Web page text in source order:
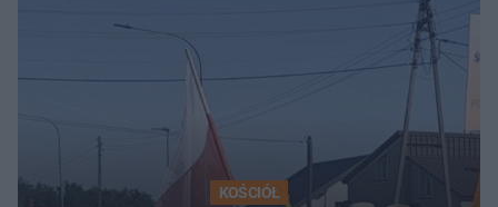
KOŚCIÓŁ